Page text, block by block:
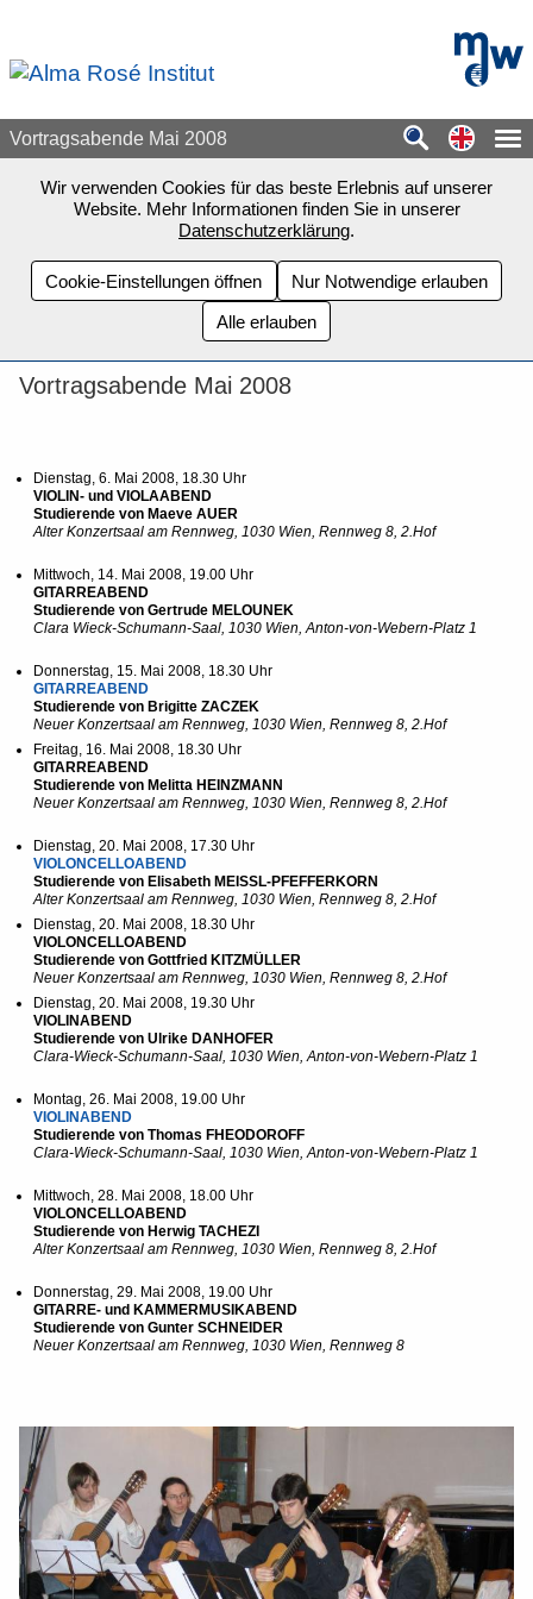
mdw -
Vortragsabende Mai 2008
Wir verwenden Cookies für das beste Erlebnis auf unserer
Website. Mehr Informationen finden Sie in unserer
Datenschutzerklärung.
Cookie-Einstellungen öffnen
Nur Notwendige erlauben
Alle erlauben
Vortragsabende Mai 2008
Dienstag, 6. Mai 2008, 18.30 Uhr
VIOLIN- und VIOLAABEND
Studierende von Maeve AUER
Alter Konzertsaal am Rennweg, 1030 Wien, Rennweg 8, 2.Hof
Mittwoch, 14. Mai 2008, 19.00 Uhr
GITARREABEND
Studierende von Gertrude MELOUNEK
Clara Wieck-Schumann-Saal, 1030 Wien, Anton-von-Webern-Platz 1
Donnerstag, 15. Mai 2008, 18.30 Uhr
GITARREABEND
Studierende von Brigitte ZACZEK
Neuer Konzertsaal am Rennweg, 1030 Wien, Rennweg 8, 2.Hof
Freitag, 16. Mai 2008, 18.30 Uhr
GITARREABEND
Studierende von Melitta HEINZMANN
Neuer Konzertsaal am Rennweg, 1030 Wien, Rennweg 8, 2.Hof
Dienstag, 20. Mai 2008, 17.30 Uhr
VIOLONCELLOABEND
Studierende von Elisabeth MEISSL-PFEFFERKORN
Alter Konzertsaal am Rennweg, 1030 Wien, Rennweg 8, 2.Hof
Dienstag, 20. Mai 2008, 18.30 Uhr
VIOLONCELLOABEND
Studierende von Gottfried KITZMÜLLER
Neuer Konzertsaal am Rennweg, 1030 Wien, Rennweg 8, 2.Hof
Dienstag, 20. Mai 2008, 19.30 Uhr
VIOLINABEND
Studierende von Ulrike DANHOFER
Clara-Wieck-Schumann-Saal, 1030 Wien, Anton-von-Webern-Platz 1
Montag, 26. Mai 2008, 19.00 Uhr
VIOLINABEND
Studierende von Thomas FHEODOROFF
Clara-Wieck-Schumann-Saal, 1030 Wien, Anton-von-Webern-Platz 1
Mittwoch, 28. Mai 2008, 18.00 Uhr
VIOLONCELLOABEND
Studierende von Herwig TACHEZI
Alter Konzertsaal am Rennweg, 1030 Wien, Rennweg 8, 2.Hof
Donnerstag, 29. Mai 2008, 19.00 Uhr
GITARRE- und KAMMERMUSIKABEND
Studierende von Gunter SCHNEIDER
Neuer Konzertsaal am Rennweg, 1030 Wien, Rennweg 8